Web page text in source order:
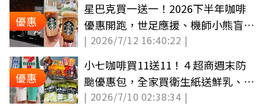
優惠
星巴克買一送一！2026下半年咖啡
優惠開跑，世足應援、機師小熊盲盒
一次收
| 2026/7/12 16:40:22 |
優惠
小七咖啡買11送11！４超商週末防
颱優惠包，全家買衛生紙送鮮乳、
OK電池５折
| 2026/7/10 02:38:34 |